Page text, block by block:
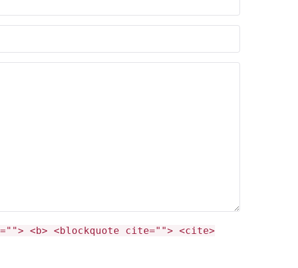
<b> <blockquote cite=""> <cite>